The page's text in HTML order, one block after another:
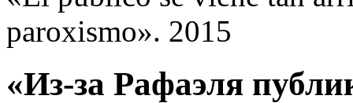
paroxismo». 2015
«Из-за Рафаэля